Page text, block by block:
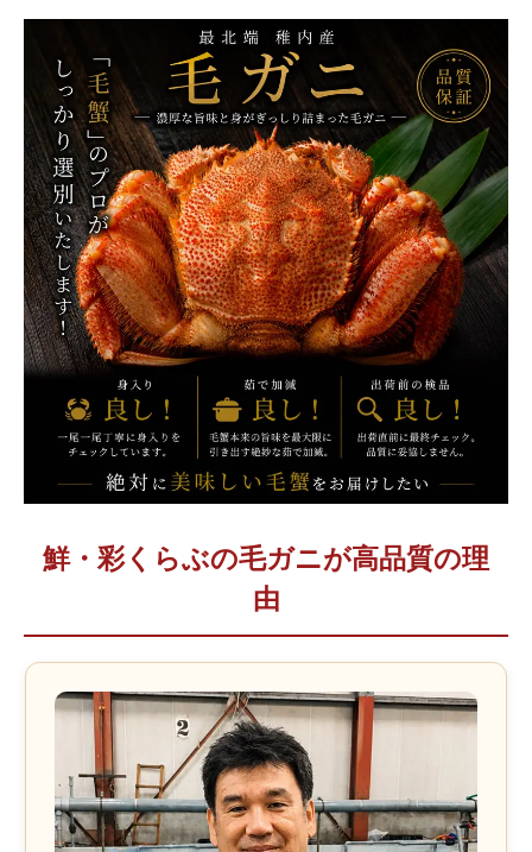
鮮・彩くらぶの毛ガニが高品質の理
由